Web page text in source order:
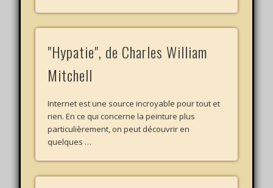
"Hypatie", de Charles William
Mitchell
Internet est une source incroyable pour tout et
rien. En ce qui concerne la peinture plus
particulièrement, on peut découvrir en
quelques …